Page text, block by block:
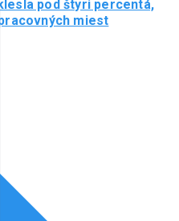
pod štyri percentá,
miest